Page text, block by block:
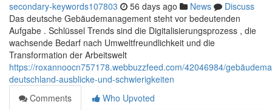
secondary-keywords107803 56 days ago News
Discuss
Das deutsche Gebäudemanagement steht vor bedeutenden
Aufgabe . Schlüssel Trends sind die Digitalisierungsprozess , die
wachsende Bedarf nach Umweltfreundlichkeit und die
Transformation der Arbeitswelt
https://roxannoocn757178.webbuzzfeed.com/42046984/
deutschland-ausblicke-und-schwierigkeiten
Comments
Who Upvoted